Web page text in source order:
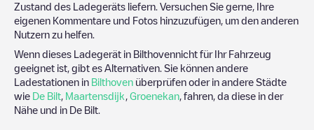
Zustand des Ladegeräts liefern. Versuchen Sie gerne, Ihre
eigenen Kommentare und Fotos hinzuzufügen, um den anderen
Nutzern zu helfen.
Wenn dieses Ladegerät in Bilthovennicht für Ihr Fahrzeug
geeignet ist, gibt es Alternativen. Sie können andere
Ladestationen in Bilthoven überprüfen oder in andere Städte
wie De Bilt Maartensdijk Groenekan , fahren, da diese in der
Nähe und in De Bilt